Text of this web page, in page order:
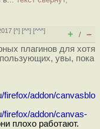
[^] [^^] [^^^]
+ / –
плагинов для хотя
увы, пока
firefox/addon/canvasblo
firefox/addon/canvas-
плохо работают.